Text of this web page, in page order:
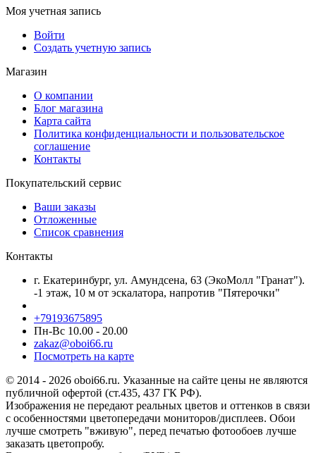
Моя учетная запись
Войти
Создать учетную запись
Магазин
О компании
Блог магазина
Карта сайта
Политика конфиденциальности и пользовательское
соглашение
Контакты
Покупательский сервис
Ваши заказы
Отложенные
Список сравнения
Контакты
г. Екатеринбург, ул. Амундсена, 63 (ЭкоМолл "Гранат").
-1 этаж, 10 м от эскалатора, напротив "Пятерочки"
+79193675895
Пн-Вс 10.00 - 20.00
zakaz@oboi66.ru
Посмотреть на карте
© 2014 - 2026 oboi66.ru. Указанные на сайте цены не являются
публичной офертой (ст.435, 437 ГК РФ).
Изображения не передают реальных цветов и оттенков в связи
с особенностями цветопередачи мониторов/дисплеев. Обои
лучше смотреть "вживую", перед печатью фотообоев лучше
заказать цветопробу.